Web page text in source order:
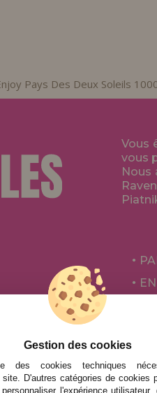
Pays Des Deux Soleils
Vous
vous
Nous
ET OFFRES
Gestion des cookies
des cookies techniques
D'autres catégories de cookies
l'expérience utilisateur,